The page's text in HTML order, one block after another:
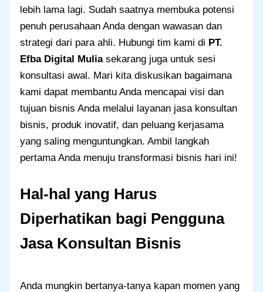
lebih lama lagi. Sudah saatnya membuka potensi
penuh perusahaan Anda dengan wawasan dan
strategi dari para ahli. Hubungi tim kami di PT.
Efba Digital Muliasekarang juga untuk sesi
konsultasi awal. Mari kita diskusikan bagaimana
kami dapat membantu Anda mencapai visi dan
tujuan bisnis Anda melalui layanan jasa konsultan
bisnis, produk inovatif, dan peluang kerjasama
yang saling menguntungkan. Ambil langkah
pertama Anda menuju transformasi bisnis hari ini!
Hal-hal yang Harus
Diperhatikan bagi Pengguna
Jasa Konsultan Bisnis
Anda mungkin bertanya-tanya kapan momen yang